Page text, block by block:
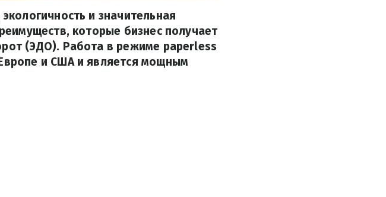
и значительная
которые бизнес получает
(ЭДО). Работа в режиме paperless
и США и является мощным